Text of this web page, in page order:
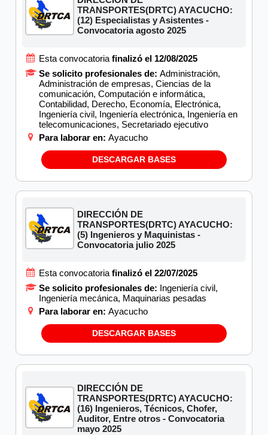
TRANSPORTES(DRTC) AYACUCHO:
(12) Especialistas y Asistentes -
Convocatoria agosto 2025
Esta convocatoria finalizó el 12/08/2025
Se solicito profesionales de: Administración,
Administración de empresas, Ciencias de la
comunicación, Computación e informática,
Contabilidad, Derecho, Economía, Electrónica,
Ingeniería civil, Ingeniería electrónica, Ingeniería en
telecomunicaciones, Secretariado ejecutivo
Para laborar en: Ayacucho
DESCARGAR BASES
DIRECCIÓN DE
TRANSPORTES(DRTC) AYACUCHO:
(5) Ingenieros y Maquinistas -
Convocatoria julio 2025
Esta convocatoria finalizó el 22/07/2025
Se solicito profesionales de: Ingeniería civil,
Ingeniería mecánica, Maquinarias pesadas
Para laborar en: Ayacucho
DESCARGAR BASES
DIRECCIÓN DE
TRANSPORTES(DRTC) AYACUCHO:
(16) Ingenieros, Técnicos, Chofer,
Auditor, Entre otros - Convocatoria
mayo 2025